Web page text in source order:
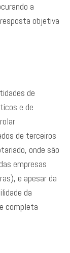
a
objetiva
de
e de
de terceiros
onde são
empresas
e apesar da
da
completa